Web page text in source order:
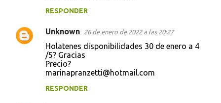
RESPONDER
Unknown 26 de enero de 2022 a las 20:27
Holatenes disponibilidades 30 de enero a 4
/5? Gracias
Precio?
marinapranzetti@hotmail.com
RESPONDER